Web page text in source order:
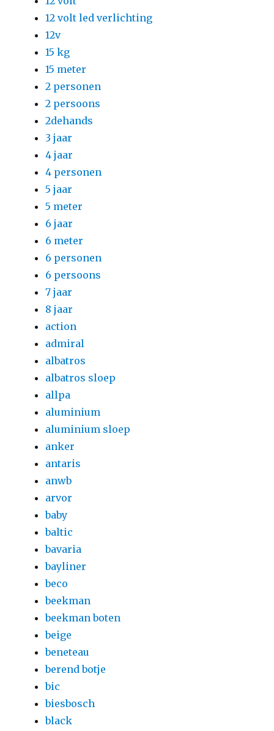
12 volt led verlichting
12v
15 kg
15 meter
2 personen
2 persoons
2dehands
3 jaar
4 jaar
4 personen
5 jaar
5 meter
6 jaar
6 meter
6 personen
6 persoons
7 jaar
8 jaar
action
admiral
albatros
albatros sloep
allpa
aluminium
aluminium sloep
anker
antaris
anwb
arvor
baby
baltic
bavaria
bayliner
beco
beekman
beekman boten
beige
beneteau
berend botje
bic
biesbosch
black